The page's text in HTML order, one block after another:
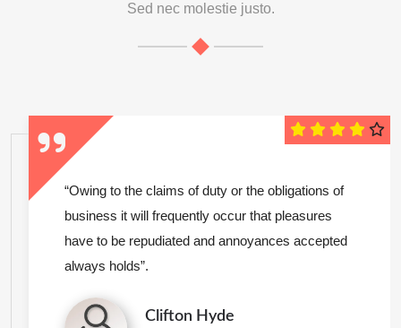
Sed nec molestie justo.
“Owing to the claims of duty or the obligations of
business it will frequently occur that pleasures
have to be repudiated and annoyances accepted
always holds”.
Clifton Hyde